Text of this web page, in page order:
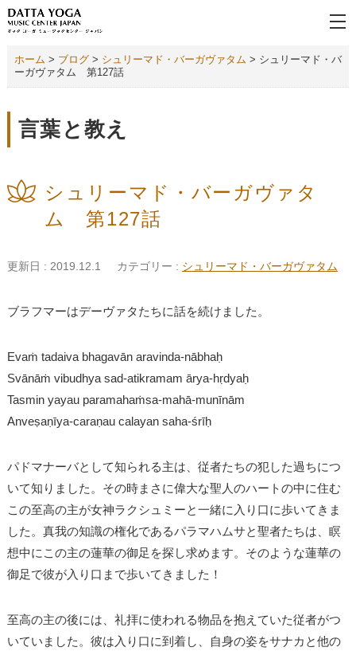
ホーム > ブログ> シュリーマド・バーガヴァタム > シュリーマド・バ
ーガヴァタム 第127話
言葉と教え
シュリーマド・バーガヴァタ
ム 第127話
更新日 : 2019.12.1 カテゴリー : シュリーマド・バーガヴァタム
ブラフマーはデーヴァタたちに話を続けました。
Evaṁ tadaiva bhagavān aravinda-nābhaḥ
Svānāṁ vibudhya sad-atikramam ārya-hṛdyaḥ
Tasmin yayau paramahaṁsa-mahā-munīnām
Anveṣaṇīya-caraṇau calayan saha-śrīḥ
パドマナーバとして知られる主は、従者たちの犯した過ちにつ
いて知りました。その時まさに偉大な聖人のハートの中に住む
この至高の主が女神ラクシュミーと一緒に入り口に歩いてきま
した。真我の知識の権化であるパラマハムサと聖者たちは、瞑
想中にこの主の蓮華の御足を探し求めます。そのような蓮華の
御足で彼が入り口まで歩いてきました！
至高の主の後には、礼拝に使われる物品を抱えていた従者がつ
いていました。彼は入り口に到着し、自身の姿をサナカと他の